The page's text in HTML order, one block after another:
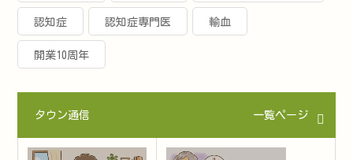
認知症 認知症専門医 輸血
開業10周年
タウン通信 一覧ページ